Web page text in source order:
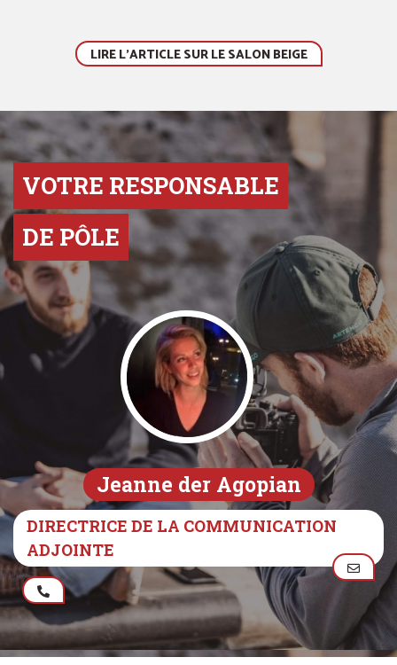
LIRE L'ARTICLE SUR LE SALON BEIGE
VOTRE RESPONSABLE
DE PÔLE
Jeanne der Agopian
DIRECTRICE DE LA COMMUNICATION
ADJOINTE